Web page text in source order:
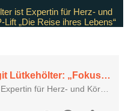
ist Expertin für Herz- und
„Die Reise ihres Lebens“